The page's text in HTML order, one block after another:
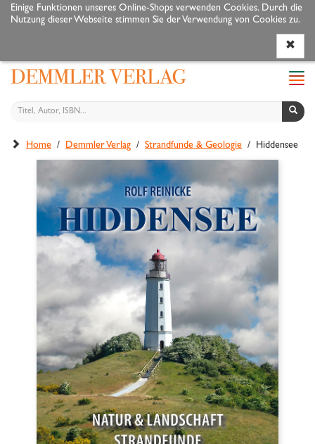
Einige Funktionen unseres Online-Shops verwenden Cookies. Durch die
Nutzung dieser Webseite stimmen Sie der Verwendung von Cookies zu.
Home / Demmler Verlag / Strandfunde & Geologie / Hiddensee